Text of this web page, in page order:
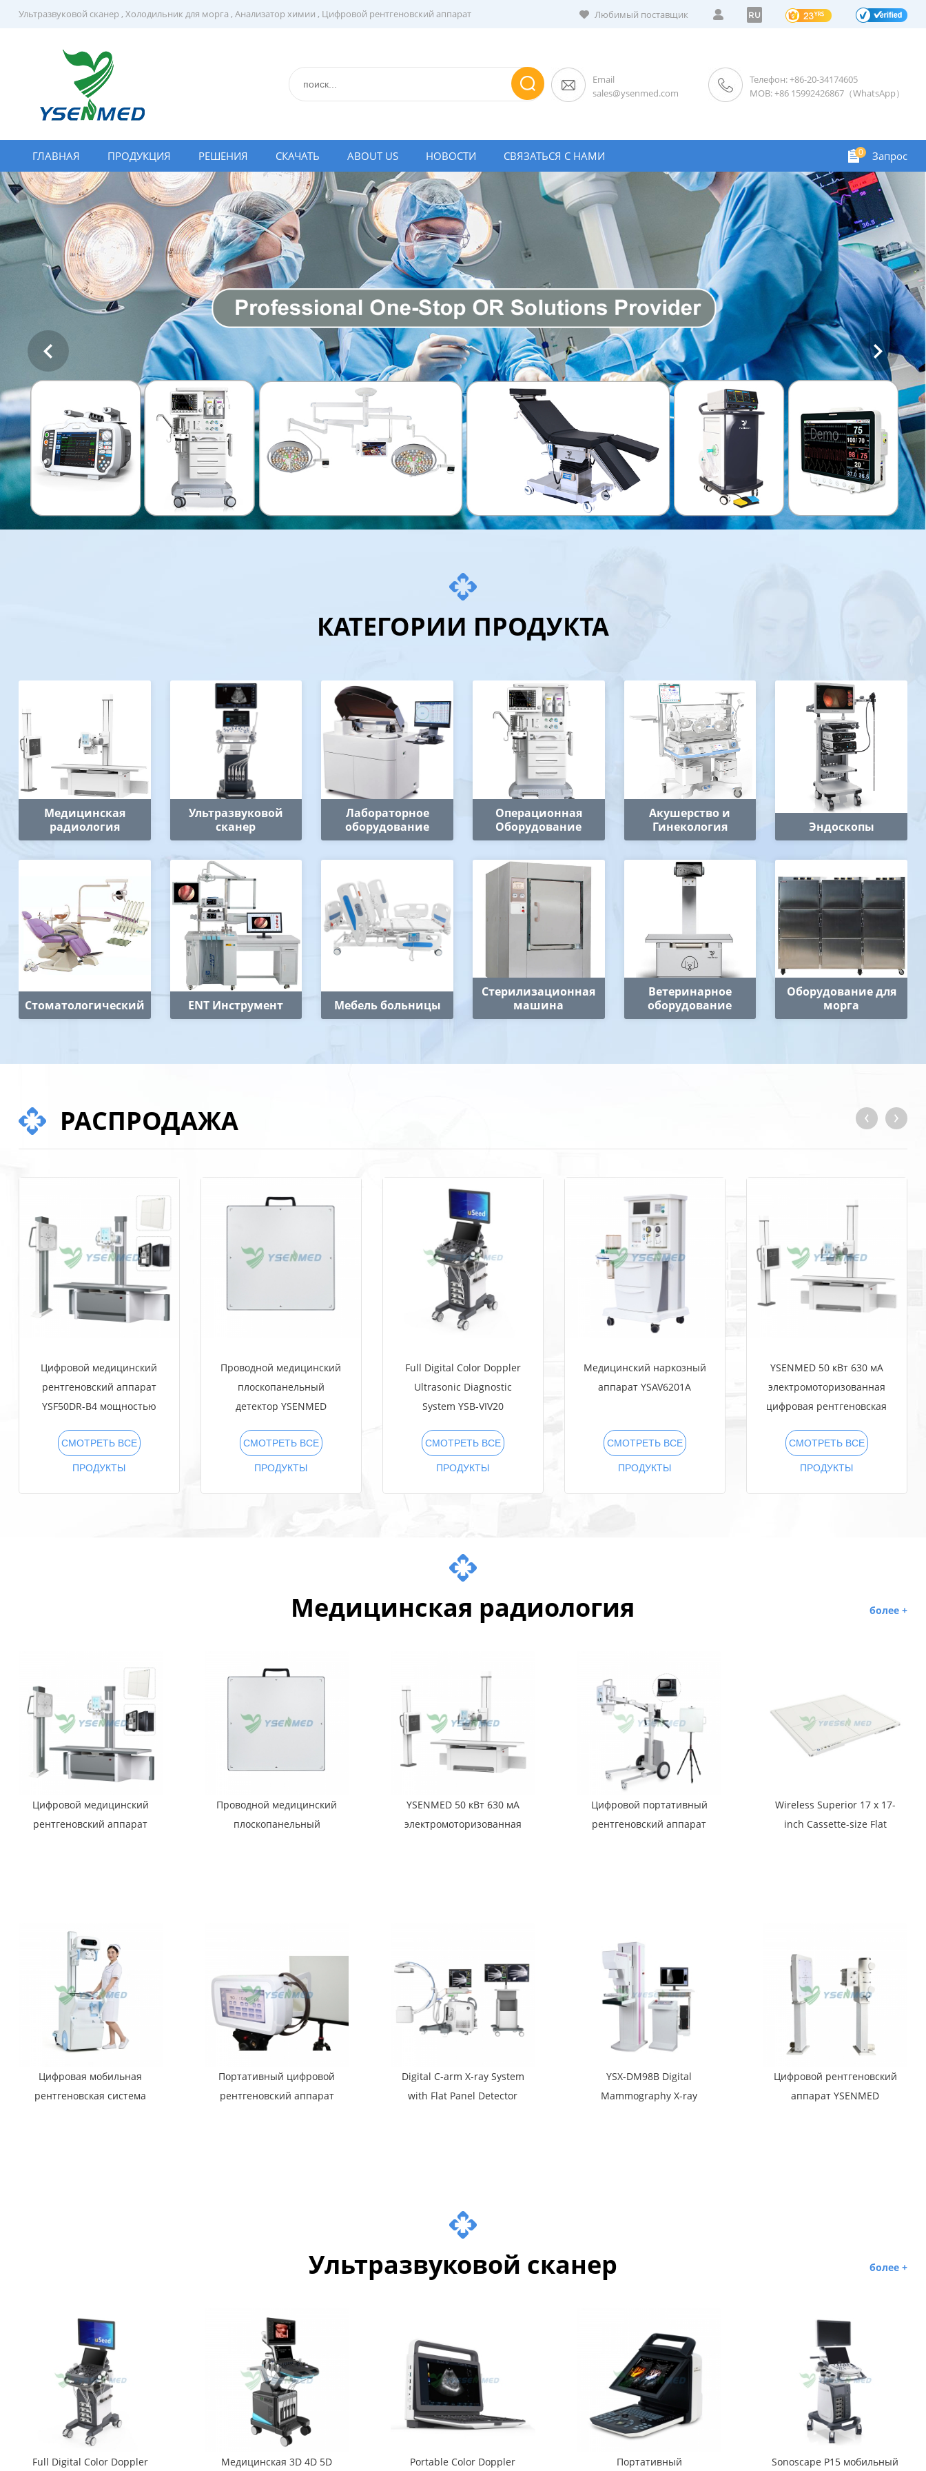
Ультразвуковой сканер , Холодильник для морга , Анализатор химии , Цифровой рентгеновский аппарат Любимый поставщик RU
Email
sales@ysenmed.com
Телефон: +86-20-34174605
MOB: +86 15992426867（WhatsApp）
0 Запрос
ГЛАВНАЯ ПРОДУКЦИЯ РЕШЕНИЯ СКАЧАТЬ ABOUT US НОВОСТИ СВЯЗАТЬСЯ С НАМИ
КАТЕГОРИИ ПРОДУКТА
Медицинская
радиология
Ультразвуковой
сканер
Лабораторное
оборудование
Операционная
Оборудование
Акушерство и
Гинекология
Эндоскопы
Стоматологический ENT Инструмент Мебель больницы
Стерилизационная
машина
Ветеринарное
оборудование
Оборудование для
морга
РАСПРОДАЖА
Цифровой медицинский
рентгеновский аппарат
YSF50DR-B4 мощностью
СМОТРЕТЬ ВСЕ
ПРОДУКТЫ
Проводной медицинский
плоскопанельный
детектор YSENMED
СМОТРЕТЬ ВСЕ
ПРОДУКТЫ
Full Digital Color Doppler
Ultrasonic Diagnostic
System YSB-VIV20
СМОТРЕТЬ ВСЕ
ПРОДУКТЫ
Медицинский наркозный
аппарат YSAV6201A
СМОТРЕТЬ ВСЕ
ПРОДУКТЫ
YSENMED 50 кВт 630 мА
электромоторизованная
цифровая рентгеновская
СМОТРЕТЬ ВСЕ
ПРОДУКТЫ
Медицинская радиология более +
Цифровой медицинский
рентгеновский аппарат
Проводной медицинский
плоскопанельный
YSENMED 50 кВт 630 мА
электромоторизованная
Цифровой портативный
рентгеновский аппарат
Wireless Superior 17 x 17-
inch Cassette-size Flat
Цифровая мобильная
рентгеновская система
Портативный цифровой
рентгеновский аппарат
Digital C-arm X-ray System
with Flat Panel Detector
YSX-DM98B Digital
Mammography X-ray
Цифровой рентгеновский
аппарат YSENMED
Ультразвуковой сканер более +
Full Digital Color Doppler Медицинская 3D 4D 5D Portable Color Doppler Портативный Sonoscape P15 мобильный